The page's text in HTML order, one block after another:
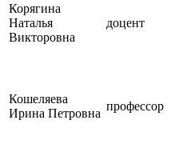
Корягина
Наталья
Викторовна
доцент
Кошеляева
Ирина Петровна
профессор